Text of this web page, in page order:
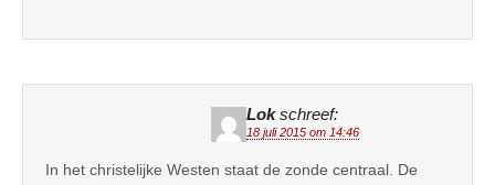
Lok schreef:
18 juli 2015 om 14:46
In het christelijke Westen staat de zonde centraal. De